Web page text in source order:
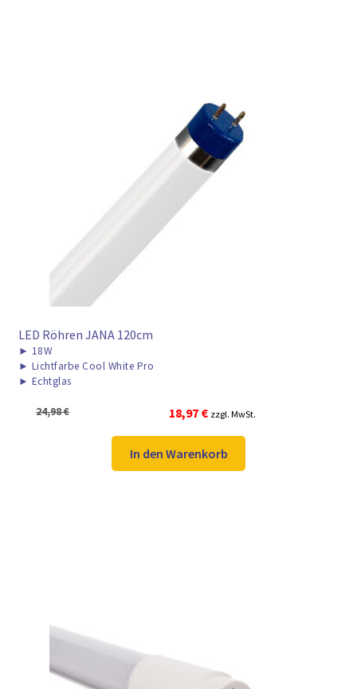
LED Röhren JANA 120cm
► 18W
► Lichtfarbe Cool White Pro
► Echtglas
24,98€
Ursprünglicher
war:
24,98 €
18,97 €Aktueller
ist:
18,97 €.
zzgl. MwSt.
In den Warenkorb